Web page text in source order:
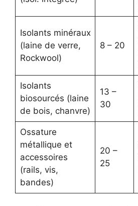
Isolants minéraux
(laine de verre,
Rockwool)
8 – 20
Isolants
biosourcés (laine
de bois, chanvre)
13 –
30
Ossature
métallique et
accessoires
(rails, vis,
bandes)
20 –
25